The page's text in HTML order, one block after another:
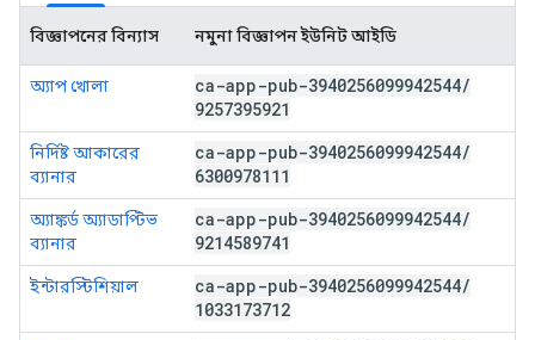
বিজ্ঞাপনের বিন্যাস নমুনা বিজ্ঞাপন ইউনিট আইডি
অ্যাপ খোলা ca-app-pub-3940256099942544/
9257395921
নির্দিষ্ট আকারের
ব্যানার
ca-app-pub-3940256099942544/
6300978111
অ্যাঙ্কর্ড অ্যাডাপ্টিভ
ব্যানার
ca-app-pub-3940256099942544/
9214589741
ইন্টারস্টিশিয়াল ca-app-pub-3940256099942544/
1033173712